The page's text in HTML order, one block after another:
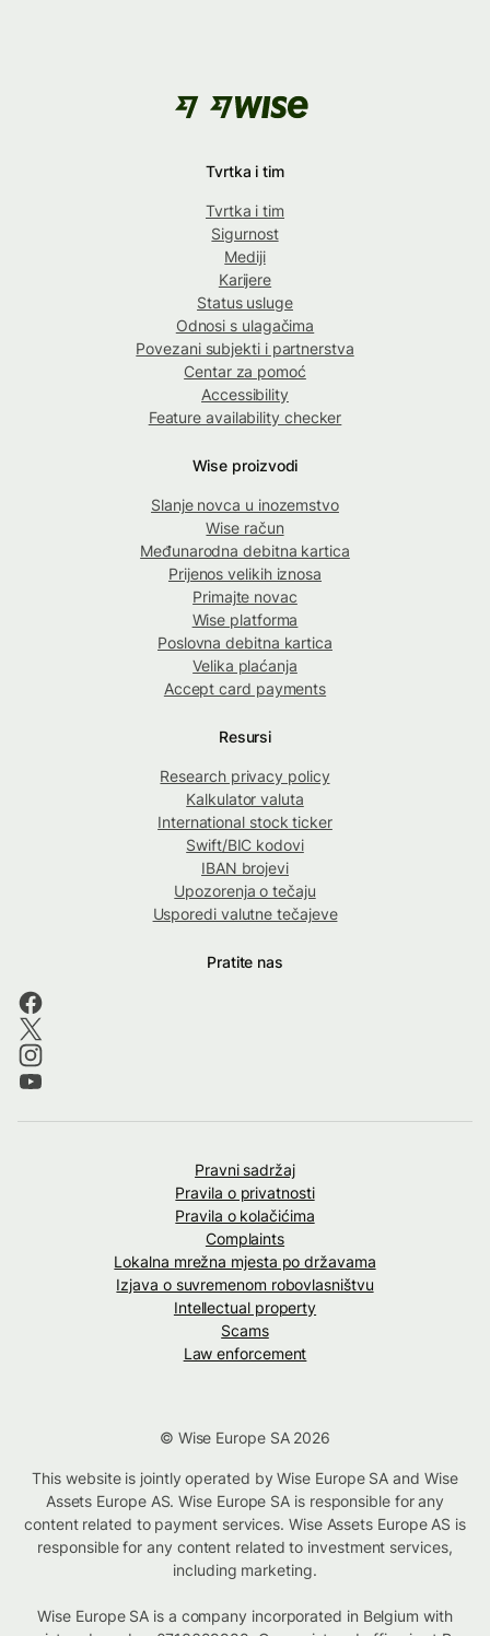
Tvrtka i tim
Tvrtka i tim
Sigurnost
Mediji
Karijere
Status usluge
Odnosi s ulagačima
Povezani subjekti i partnerstva
Centar za pomoć
Accessibility
Feature availability checker
Wise proizvodi
Slanje novca u inozemstvo
Wise račun
Međunarodna debitna kartica
Prijenos velikih iznosa
Primajte novac
Wise platforma
Poslovna debitna kartica
Velika plaćanja
Accept card payments
Resursi
Research privacy policy
Kalkulator valuta
International stock ticker
Swift/BIC kodovi
IBAN brojevi
Upozorenja o tečaju
Usporedi valutne tečajeve
Pratite nas
Pravni sadržaj
Pravila o privatnosti
Pravila o kolačićima
Complaints
Lokalna mrežna mjesta po državama
Izjava o suvremenom robovlasništvu
Intellectual property
Scams
Law enforcement
© Wise Europe SA 2026
This website is jointly operated by Wise Europe SA and Wise
Assets Europe AS. Wise Europe SA is responsible for any
content related to payment services. Wise Assets Europe AS is
responsible for any content related to investment services,
including marketing.
Wise Europe SA is a company incorporated in Belgium with